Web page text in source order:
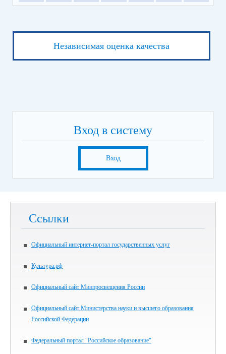
Независимая оценка качества
Вход в систему
Вход
Ссылки
Официальный интернет-портал государственных услуг
Культура.рф
Официальный сайт Минпросвещения России
Официальный сайт Министерства науки и высшего образования
Российской Федерации
Федеральный портал "Российское образование"